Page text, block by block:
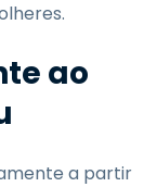
ao
a partir